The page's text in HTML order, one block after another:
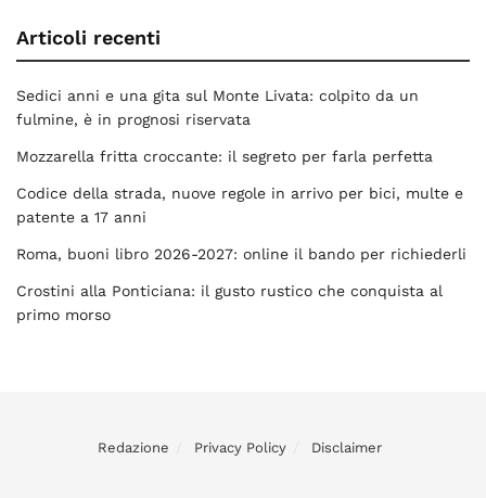
Articoli recenti
Sedici anni e una gita sul Monte Livata: colpito da un
fulmine, è in prognosi riservata
Mozzarella fritta croccante: il segreto per farla perfetta
Codice della strada, nuove regole in arrivo per bici, multe e
patente a 17 anni
Roma, buoni libro 2026-2027: online il bando per richiederli
Crostini alla Ponticiana: il gusto rustico che conquista al
primo morso
Redazione Privacy Policy Disclaimer